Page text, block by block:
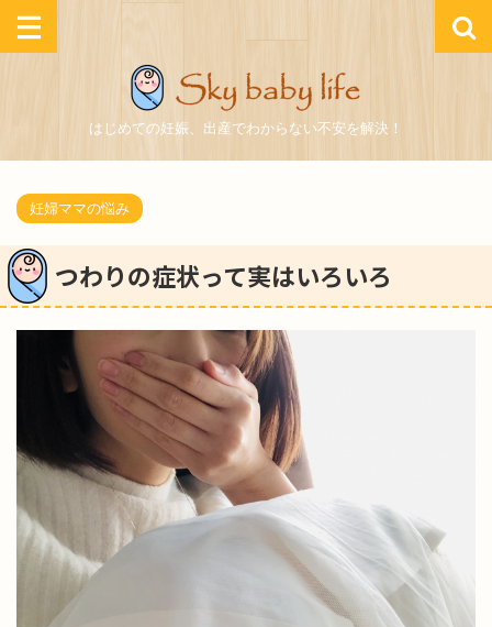
はじめての妊娠、出産でわからない不安を解決！
妊婦ママの悩み
つわりの症状って実はいろいろ